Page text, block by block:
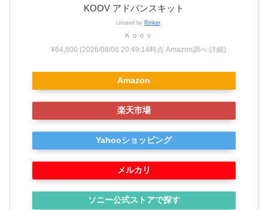
KOOV アドバンスキット
created by Rinker
Ｋｏｏｖ
¥64,800 (2026/08/06 20:49:14時点 Amazon調べ-詳細)
Amazon
楽天市場
Yahooショッピング
メルカリ
ソニー公式ストアで探す